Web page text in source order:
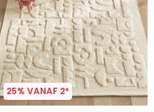
25% VANAF 2*